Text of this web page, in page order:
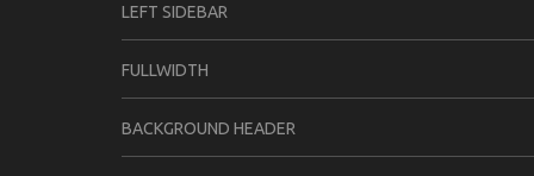
LEFT SIDEBAR
FULLWIDTH
BACKGROUND HEADER